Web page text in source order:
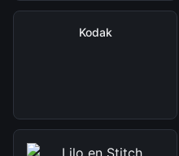
Kodak